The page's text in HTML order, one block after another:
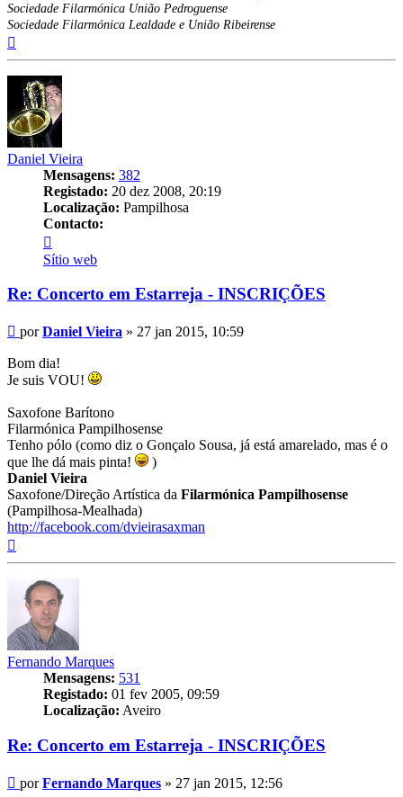
Sociedade Filarmónica União Pedroguense
Sociedade Filarmónica Lealdade e União Ribeirense
Daniel Vieira
Mensagens: 382
Registado: 20 dez 2008, 20:19
Localização: Pampilhosa
Contacto:
Daniel
Vieira
Sítio web
Re: Concerto em Estarreja - INSCRIÇÕES
Mensagem
porDaniel Vieira » 27 jan 2015, 10:59
Bom dia!
Je suis VOU!
Saxofone Barítono
Filarmónica Pampilhosense
Tenho pólo (como diz o Gonçalo Sousa, já está amarelado, mas é o
que lhe dá mais pinta!
)
Daniel Vieira
Saxofone/Direção Artística da Filarmónica Pampilhosense
(Pampilhosa-Mealhada)
http://facebook.com/dvieirasaxman
Fernando Marques
Mensagens: 531
Registado: 01 fev 2005, 09:59
Localização: Aveiro
Re: Concerto em Estarreja - INSCRIÇÕES
Mensagem
porFernando Marques » 27 jan 2015, 12:56